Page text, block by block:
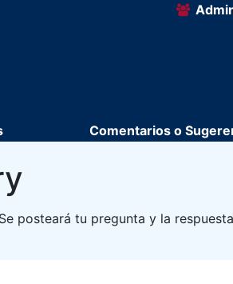
Comentarios o
posteará tu pregunta y la